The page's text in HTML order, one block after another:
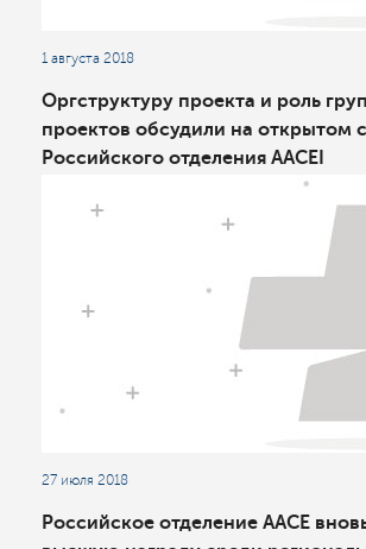
1 августа 2018
Оргструктуру проекта и роль
проектов обсудили на открытом
Российского отделения AACEI
27 июля 2018
Российское отделение AACE